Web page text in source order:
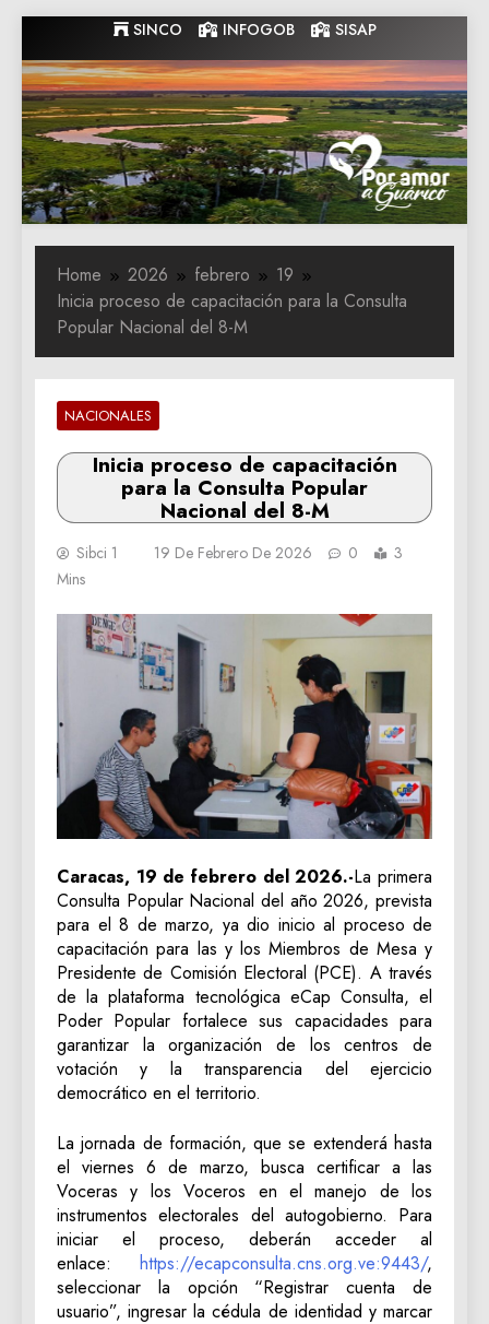
to
content
SINCO INFOGOB SISAP
Gobernacion
de Guarico
Gobernacion de Guarico
Home 2026 febrero
19
Inicia proceso de capacitación para la Consulta
Popular Nacional del 8-M
NACIONALES
Inicia proceso de capacitación
para la Consulta Popular
Nacional del 8-M
Sibci 1 19 De Febrero De 2026 0
3
Mins
Caracas, 19 de febrero del 2026.-La primera
Consulta Popular Nacional del año 2026, prevista
para el 8 de marzo, ya dio inicio al proceso de
capacitación para las y los Miembros de Mesa y
Presidente de Comisión Electoral (PCE). A través
de la plataforma tecnológica eCap Consulta, el
Poder Popular fortalece sus capacidades para
garantizar la organización de los centros de
votación y la transparencia del ejercicio
democrático en el territorio.
La jornada de formación, que se extenderá hasta
el viernes 6 de marzo, busca certificar a las
Voceras y los Voceros en el manejo de los
instrumentos electorales del autogobierno. Para
iniciar el proceso, deberán acceder al
enlace: https://ecapconsulta.cns.org.ve:9443/,
seleccionar la opción “Registrar cuenta de
usuario”, ingresar la cédula de identidad y marcar